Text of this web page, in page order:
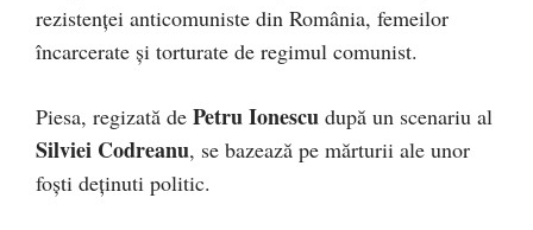
rezistenţei anticomuniste din România, femeilor
încarcerate şi torturate de regimul comunist.
Piesa, regizată de Petru Ionescu după un scenariu al
Silviei Codreanu, se bazează pe mărturii ale unor
foşti deţinuti politic.